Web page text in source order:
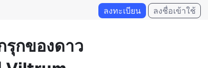
ลงทะเบียน ลงชื่อเข้าใช้
รุกของดาว